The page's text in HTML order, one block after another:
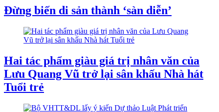
Đừng biến di sản thành ‘sàn diễn’
Hai tác phẩm giàu giá trị nhân văn của
Lưu Quang Vũ trở lại sân khấu Nhà hát
Tuổi trẻ